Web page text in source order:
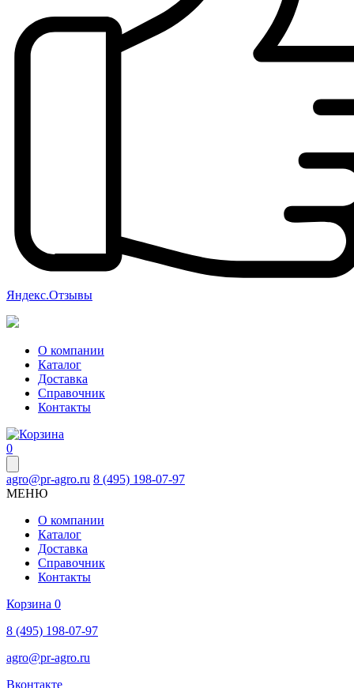
Яндекс.Отзывы
О компании
Каталог
Доставка
Справочник
Контакты
0
agro@pr-agro.ru 8 (495) 198-07-97
МЕНЮ
О компании
Каталог
Доставка
Справочник
Контакты
Корзина 0
8 (495) 198-07-97
agro@pr-agro.ru
Вконтакте